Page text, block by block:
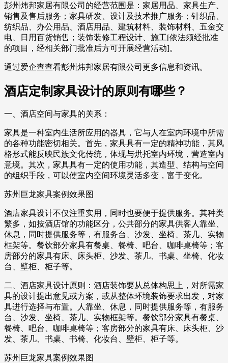
彭州炜邦家居有限公司的经营范围是：家居用品、家具生产、
销售及售后服务；家具研发、设计及技术推广服务；针织品、
纺织品、办公用品、酒店用品、建筑材料、装饰材料、五金交
电、日用百货销售；装饰装修工程设计、施工[依法须经批准
的项目，经相关部门批准后方可开展经营活动]。
通过爱企查查看彭州炜邦家居有限公司更多信息和资讯。
酒店定制家具设计的原则有哪些？
一、酒店空间与家具的关系：
家具是一种室内生活所应用的器具，它与人在室内环境中所需
的各种功能密切相关。首先，家具具有一定的精神功能，其风
格形式能反映民族文化传统，体现与烘托室内环境，营造室内
意境。其次，家具具有一定的使用功能，其造型、结构与空间
的组织手段，可以使室内空间环境灵活多变，富于变化。
苏州巨龙家具案例效果图
酒店家具设计不仅注重实用，同时也要便于提供服务。其种类
繁多，如按酒店馆的功能区分，公共部分的家具供客人靠坐、
休息，同时提供服务等，有服务台、沙发、坐椅、茶几、实物
框架等。餐饮部分家具有餐桌、餐椅、吧台、咖啡桌椅等；客
房部分的家具有床、床头柜、沙发、茶几、书桌、坐椅、化妆
台、壁柜、柜子等。
二、酒店家具设计原则：酒店装饰要从总体构思上，对所需家
具的设计提出意见或方案，或从整体环境装饰要求出发，对家
具进行选择与布置。人靠坐、休息，同时提供服务等，有服务
台、沙发、坐椅、茶几、实物框架等。餐饮部分家具有餐桌、
餐椅、吧台、咖啡桌椅等；客房部分的家具有床、床头柜、沙
发、茶几、书桌、书椅、化妆台、壁柜、柜子等。
苏州巨龙家具案例效果图